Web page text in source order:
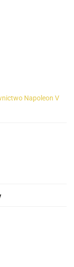
Napoleon V